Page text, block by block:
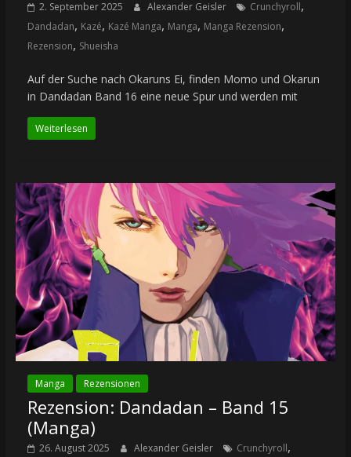
2. September 2025 Alexander Geisler Crunchyroll,
Dandadan, Kazé, Kazé Manga, Manga, Manga Rezension,
Rezension, Shueisha
Auf der Suche nach Okaruns Ei, finden Momo und Okarun
in Dandadan Band 16 eine neue Spur und werden mit
Weiterlesen
Manga Rezensionen
Rezension: Dandadan – Band 15
(Manga)
26. August 2025 Alexander Geisler Crunchyroll,